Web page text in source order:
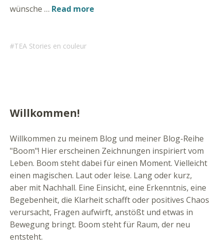
wünsche … Read more
TEA Stories en couleur
Willkommen!
Willkommen zu meinem Blog und meiner Blog-Reihe
"Boom"! Hier erscheinen Zeichnungen inspiriert vom
Leben. Boom steht dabei für einen Moment. Vielleicht
einen magischen. Laut oder leise. Lang oder kurz,
aber mit Nachhall. Eine Einsicht, eine Erkenntnis, eine
Begebenheit, die Klarheit schafft oder positives Chaos
verursacht, Fragen aufwirft, anstößt und etwas in
Bewegung bringt. Boom steht für Raum, der neu
entsteht.